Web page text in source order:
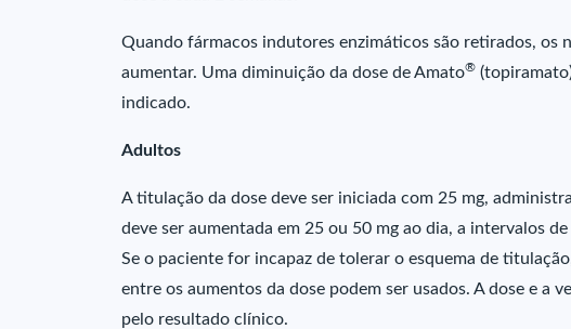
Quando fármacos indutores enzimáticos são retirados, os
aumentar. Uma diminuição da dose de Amato®
indicado.
Adultos
A titulação da dose deve ser iniciada com 25 mg,
deve ser aumentada em 25 ou 50 mg ao dia, a intervalos
Se o paciente for incapaz de tolerar o esquema de
entre os aumentos da dose podem ser usados. A dose e a
pelo resultado clínico.